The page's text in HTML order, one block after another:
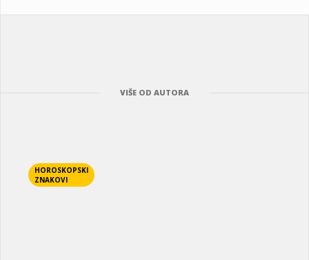
VIŠE OD AUTORA
HOROSKOPSKI
ZNAKOVI